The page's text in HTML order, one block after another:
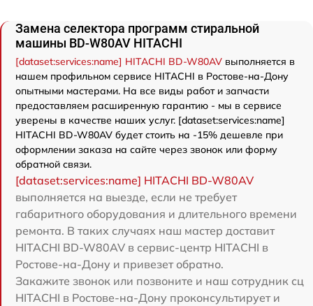
Замена селектора программ стиральной
машины BD-W80AV HITACHI
[dataset:services:name] HITACHI BD-W80AV выполняется в
нашем профильном сервисе HITACHI в Ростове-на-Дону
опытными мастерами. На все виды работ и запчасти
предоставляем расширенную гарантию - мы в сервисе
уверены в качестве наших услуг. [dataset:services:name]
HITACHI BD-W80AV будет стоить на -15% дешевле при
оформлении заказа на сайте через звонок или форму
обратной связи.
[dataset:services:name] HITACHI BD-W80AV
выполняется на выезде, если не требует
габаритного оборудования и длительного времени
ремонта. В таких случаях наш мастер доставит
HITACHI BD-W80AV в сервис-центр HITACHI в
Ростове-на-Дону и привезет обратно.
Закажите звонок или позвоните и наш сотрудник сц
HITACHI в Ростове-на-Дону проконсультирует и